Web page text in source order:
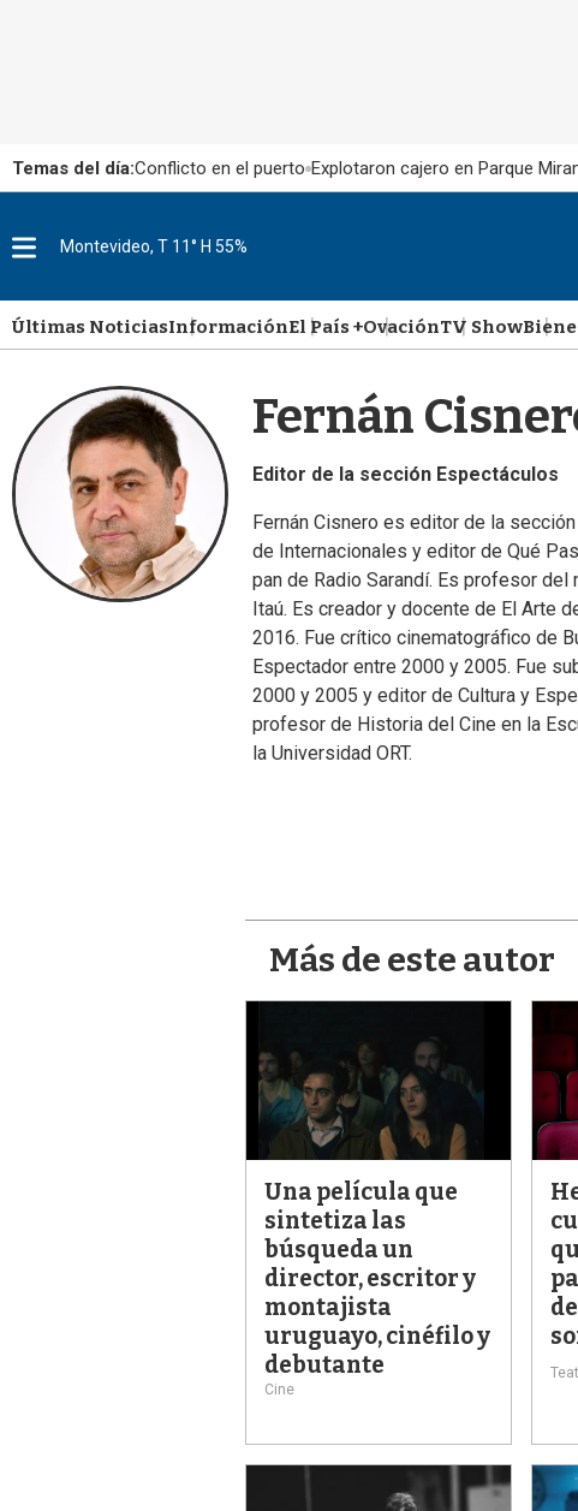
Temas del día:Conflicto en el puerto Explotaron cajero en Parque
M
u
Montevideo, T 11° H 55%
Últimas NoticiasInformaciónEl País +OvaciónTV Show
Fernán
Editor de la sección Espectáculos
Fernán Cisnero es editor de la
de Internacionales y editor de Qué
pan de Radio Sarandí. Es profesor
Itaú. Es creador y docente de El Arte
2016. Fue crítico cinematográfico de
Espectador entre 2000 y 2005. Fue
2000 y 2005 y editor de Cultura y
profesor de Historia del Cine en la
la Universidad ORT.
Más de este autor
Una película que
sintetiza las
búsqueda un
director, escritor y
montajista
uruguayo, cinéfilo y
debutante
Cine